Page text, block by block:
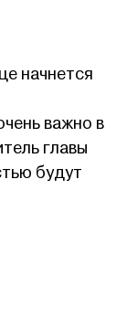
начнется
важно в
главы
будут